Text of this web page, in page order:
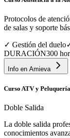
Protocolos de
de salas y soporte
✓ Gestión del duelo
DURACIÓN300
Info en Amieva
Curso ATV y
Doble Salida
La doble salida
conocimientos